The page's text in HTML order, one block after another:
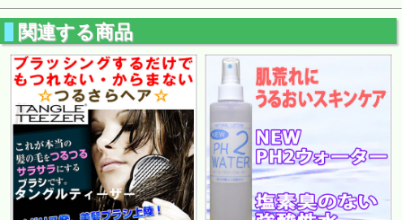
関連する商品